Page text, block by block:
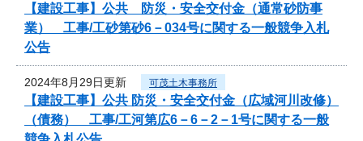
【建設工事】公共 防災・安全交付金（通常砂防事
業） 工事/工砂第砂6－034号に関する一般競争入札
公告
2024年8月29日更新 可茂土木事務所
【建設工事】公共 防災・安全交付金（広域河川改修）
（債務） 工事/工河第広6－6－2－1号に関する一般